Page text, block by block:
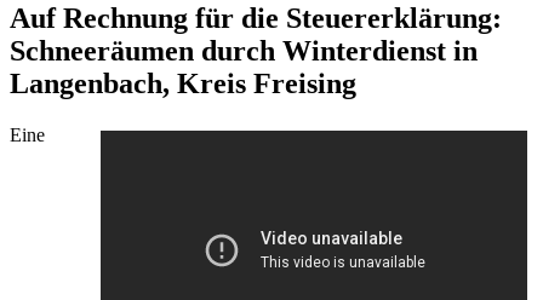
Auf Rechnung für die Steuererklärung:
Schneeräumen durch Winterdienst in
Langenbach, Kreis Freising
Eine